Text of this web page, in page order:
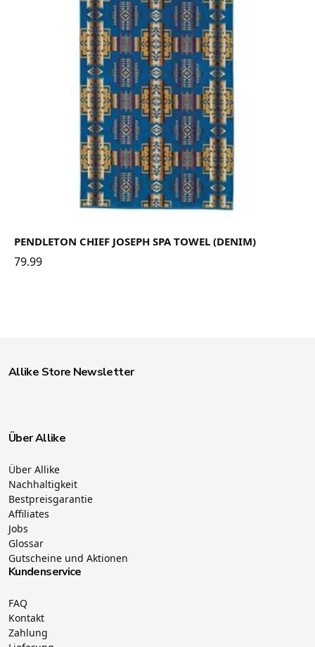
PENDLETON CHIEF JOSEPH SPA TOWEL (DENIM)
79.99
Allike Store Newsletter
Über Allike
Über Allike
Nachhaltigkeit
Bestpreisgarantie
Affiliates
Jobs
Glossar
Gutscheine und Aktionen
Kundenservice
FAQ
Kontakt
Zahlung